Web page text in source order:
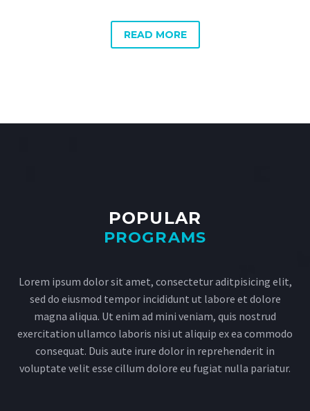
READ MORE
POPULAR
PROGRAMS
Lorem ipsum dolor sit amet, consectetur aditpisicing elit,
sed do eiusmod tempor incididunt ut labore et dolore
magna aliqua. Ut enim ad mini veniam, quis nostrud
exercitation ullamco laboris nisi ut aliquip ex ea commodo
consequat. Duis aute irure dolor in reprehenderit in
voluptate velit esse cillum dolore eu fugiat nulla pariatur.